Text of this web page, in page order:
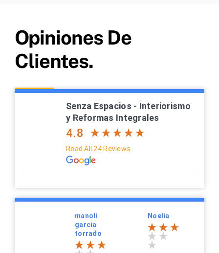
Opiniones De
Clientes.
Senza Espacios - Interiorismo
y Reformas Integrales
4.8
Read All 24 Reviews
manoli
garcia
torrado
Noelia